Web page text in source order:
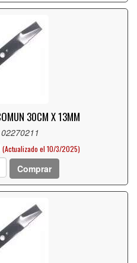
30CM X 13MM
(Actualizado el 10/3/2025)
Comprar